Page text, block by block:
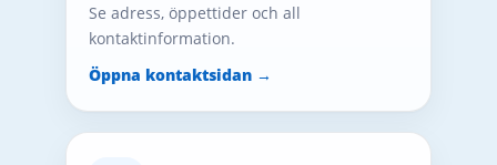
Se adress, öppettider och all
kontaktinformation.
Öppna kontaktsidan →